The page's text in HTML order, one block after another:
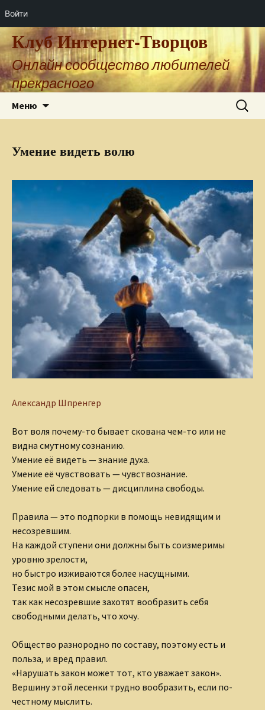
Войти
Клуб Интернет-Творцов
Онлайн сообщество любителей
прекрасного
Меню Найти:
Умение видеть волю
Александр Шпренгер
Вот воля почему-то бывает скована чем-то или не
видна смутному сознанию.
Умение её видеть — знание духа.
Умение её чувствовать — чувствознание.
Умение ей следовать — дисциплина свободы.
Правила — это подпорки в помощь невидящим и
несозревшим.
На каждой ступени они должны быть соизмеримы
уровню зрелости,
но быстро изживаются более насущными.
Тезис мой в этом смысле опасен,
так как несозревшие захотят вообразить себя
свободными делать, что хочу.
Общество разнородно по составу, поэтому есть и
польза, и вред правил.
«Нарушать закон может тот, кто уважает закон».
Вершину этой лесенки трудно вообразить, если по-
честному мыслить.